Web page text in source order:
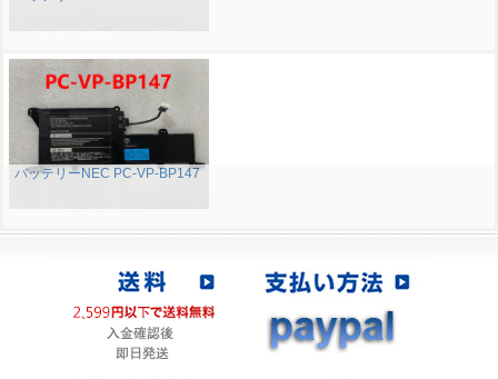
バッテリーNEC PC-VP-BP147